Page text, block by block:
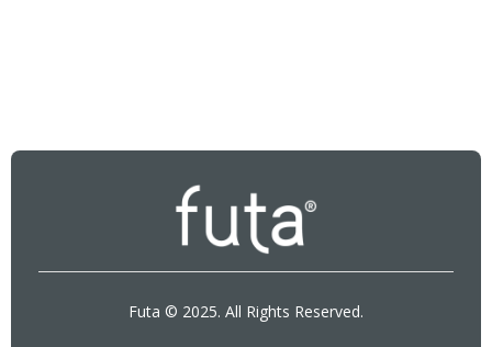
Futa © 2025. All Rights Reserved.